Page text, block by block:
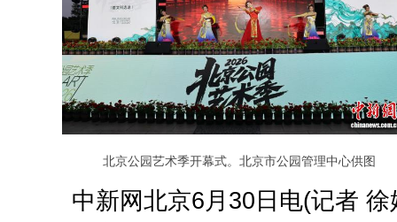
北京公园艺术季开幕式。北京市公园管理中心供图
中新网北京6月30日电(记者 徐